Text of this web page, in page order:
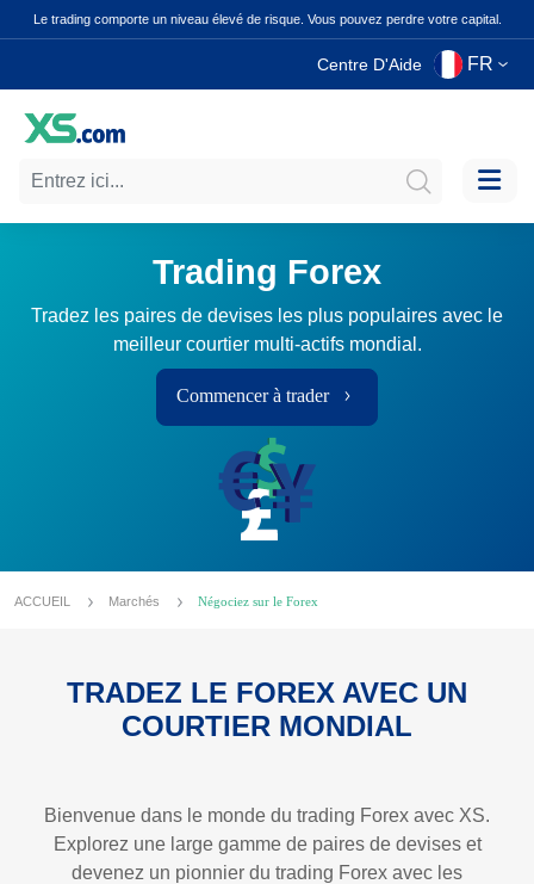
Le trading comporte un niveau élevé de risque. Vous pouvez perdre votre capital.
Centre D'Aide FR
Trading Forex
Tradez les paires de devises les plus populaires avec le
meilleur courtier multi-actifs mondial.
Commencer à trader
ACCUEIL Marchés Négociez sur le Forex
TRADEZ LE FOREX AVEC UN
COURTIER MONDIAL
Bienvenue dans le monde du trading Forex avec XS.
Explorez une large gamme de paires de devises et
devenez un pionnier du trading Forex avec les